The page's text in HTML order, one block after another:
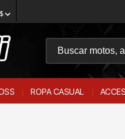
ROPA CASUAL